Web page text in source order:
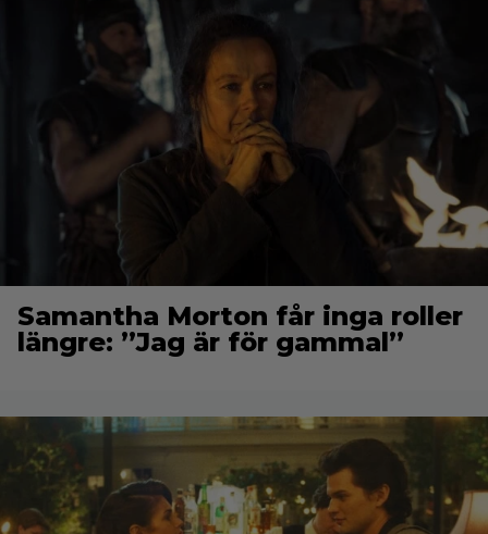
Samantha Morton får inga roller
längre: ”Jag är för gammal”